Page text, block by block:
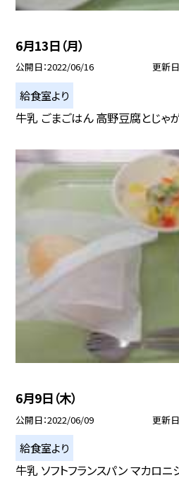
6月13日（月）
公開日 2022/06/16 更新日
給食室より
牛乳 ごまごはん 高野豆腐とじゃ
6月9日（木）
公開日 2022/06/09 更新日
給食室より
牛乳 ソフトフランスパン マカロ